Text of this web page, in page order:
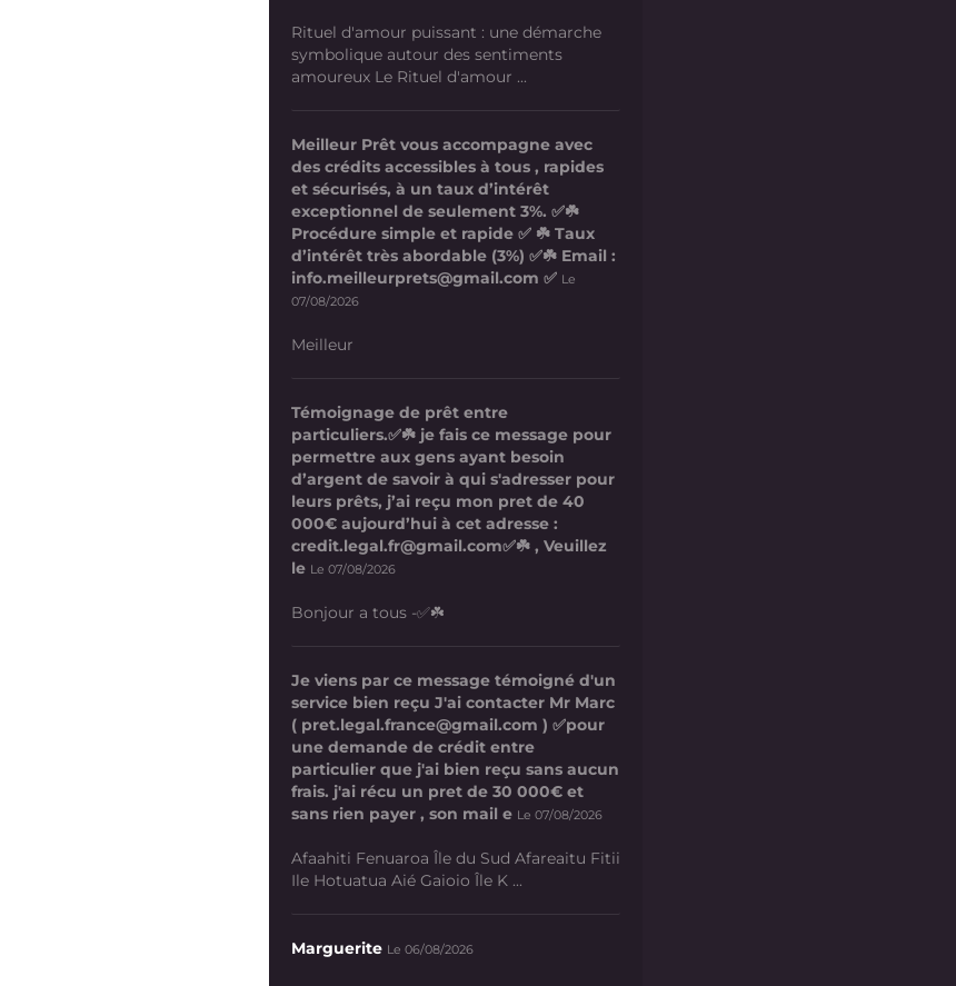
Rituel d'amour puissant : une démarche
symbolique autour des sentiments
amoureux Le Rituel d'amour ...
Meilleur Prêt vous accompagne avec
des crédits accessibles à tous , rapides
et sécurisés, à un taux d’intérêt
exceptionnel de seulement 3%. ✅☘️
Procédure simple et rapide ✅ ☘️ Taux
d’intérêt très abordable (3%) ✅☘️ Email :
info.meilleurprets@gmail.com ✅ Le
07/08/2026
Meilleur
Témoignage de prêt entre
particuliers.✅☘️ je fais ce message pour
permettre aux gens ayant besoin
d’argent de savoir à qui s'adresser pour
leurs prêts, j’ai reçu mon pret de 40
000€ aujourd’hui à cet adresse :
credit.legal.fr@gmail.com✅☘️ , Veuillez
le Le 07/08/2026
Bonjour a tous -✅☘️
Je viens par ce message témoigné d'un
service bien reçu J'ai contacter Mr Marc
( pret.legal.france@gmail.com ) ✅pour
une demande de crédit entre
particulier que j'ai bien reçu sans aucun
frais. j'ai récu un pret de 30 000€ et
sans rien payer , son mail e Le 07/08/2026
Afaahiti Fenuaroa Île du Sud Afareaitu Fitii
Ile Hotuatua Aié Gaioio Île K ...
Marguerite Le 06/08/2026